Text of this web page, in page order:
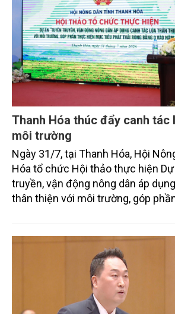
Thanh Hóa thúc đẩy canh tác
môi trường
Ngày 31/7, tại Thanh Hóa, Hội
Hóa tổ chức Hội thảo thực hiện Dự
truyền, vận động nông dân áp
thân thiện với môi trường, góp
trình thu hút sự tham gia của
từ các cơ quan quản lý nhà nước,
doanh nghiệp, hợp tác xã và nông
tiếp triển khai mô hình sản xuất